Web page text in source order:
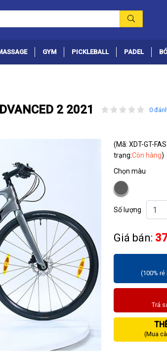
GYM PICKLEBALL PADEL
2 2021 0
(Mã: XDT-GT-
trạng:Còn hàng)
Chọn màu
Số lượng
Giá bán:
(100%
Trả
(Mua